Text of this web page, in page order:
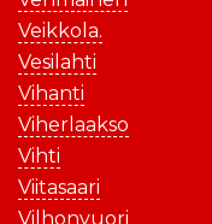
Veikkola.
Vesilahti
Vihanti
Viherlaakso
Vihti
Viitasaari
Vilhonvuori